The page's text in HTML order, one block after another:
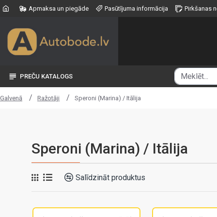
Apmaksa un piegāde Pasūtījuma informācija Pirkšanas
PREČU KATALOGS
Galvenā Ražotāji Speroni (Marina) / Itālija
Speroni (Marina) / Itālija
Salīdzināt produktus